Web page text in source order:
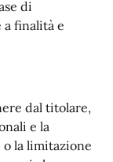
di
finalità e
dal titolare,
e la
la limitazione